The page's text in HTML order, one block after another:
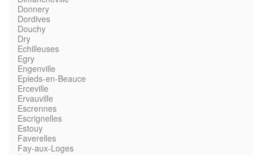
Donnery
Dordives
Douchy
Dry
Echilleuses
Egry
Engenville
Epieds-en-Beauce
Erceville
Ervauville
Escrennes
Escrignelles
Estouy
Faverelles
Fay-aux-Loges